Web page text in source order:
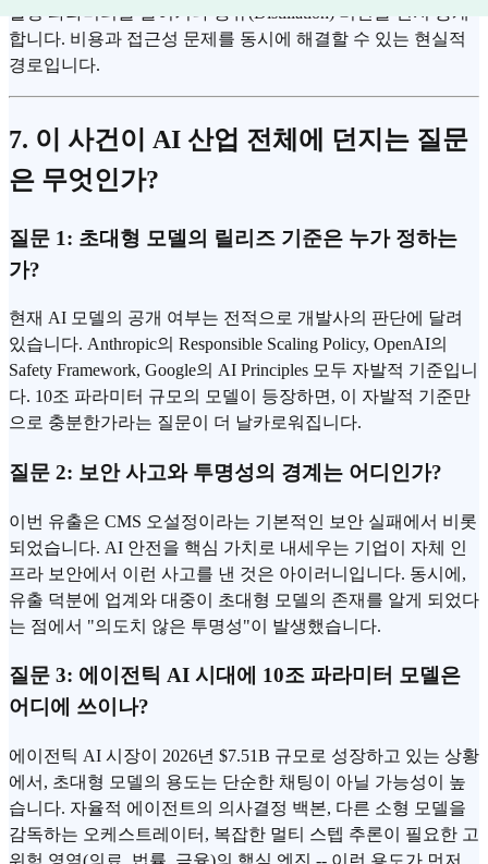
활성 파라미터를 줄이거나 증류(Distillation) 버전을 먼저 공개
합니다. 비용과 접근성 문제를 동시에 해결할 수 있는 현실적
경로입니다.
7. 이 사건이 AI 산업 전체에 던지는 질문
은 무엇인가?
질문 1: 초대형 모델의 릴리즈 기준은 누가 정하는
가?
현재 AI 모델의 공개 여부는 전적으로 개발사의 판단에 달려
있습니다. Anthropic의 Responsible Scaling Policy, OpenAI의
Safety Framework, Google의 AI Principles 모두 자발적 기준입니
다. 10조 파라미터 규모의 모델이 등장하면, 이 자발적 기준만
으로 충분한가라는 질문이 더 날카로워집니다.
질문 2: 보안 사고와 투명성의 경계는 어디인가?
이번 유출은 CMS 오설정이라는 기본적인 보안 실패에서 비롯
되었습니다. AI 안전을 핵심 가치로 내세우는 기업이 자체 인
프라 보안에서 이런 사고를 낸 것은 아이러니입니다. 동시에,
유출 덕분에 업계와 대중이 초대형 모델의 존재를 알게 되었다
는 점에서 "의도치 않은 투명성"이 발생했습니다.
질문 3: 에이전틱 AI 시대에 10조 파라미터 모델은
어디에 쓰이나?
에이전틱 AI 시장이 2026년 $7.51B 규모로 성장하고 있는 상황
에서, 초대형 모델의 용도는 단순한 채팅이 아닐 가능성이 높
습니다. 자율적 에이전트의 의사결정 백본, 다른 소형 모델을
감독하는 오케스트레이터, 복잡한 멀티 스텝 추론이 필요한 고